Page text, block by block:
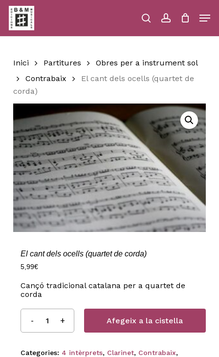
Skip
main
content
searchaccount
Close
Inici Partitures
Obres per a instrument sol
Contrabaix
El cant dels ocells (quartet de
corda)
El cant dels ocells (quartet de corda)
5,99€
Cançó tradicional catalana per a quartet de
corda
Afegeix a la cistella
Categories: 4 intèrprets, Clarinet, Contrabaix,
Menu